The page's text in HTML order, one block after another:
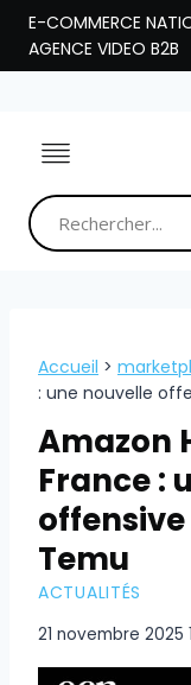
Aller
contenu
E-COMMERCE
AGENCE VIDEO B2B
Accueil >
: une nouvelle
Amazon
France :
Temu
ACTUALITÉS
21 novembre 2025